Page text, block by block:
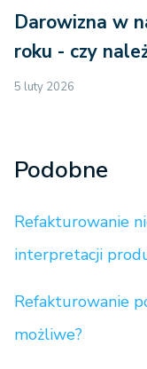
Darowizna w
roku - czy
5 luty 2026
Podobne
Refakturowanie
interpretacji
Refakturowanie
możliwe?